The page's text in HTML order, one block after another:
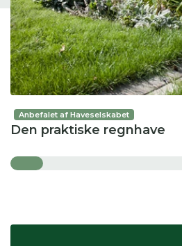
Anbefalet af Haveselskabet
Den praktiske regnhave